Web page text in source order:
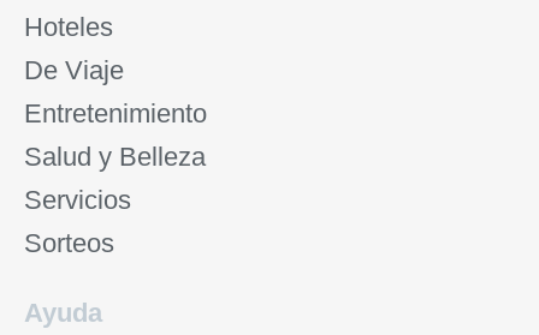
Hoteles
De Viaje
Entretenimiento
Salud y Belleza
Servicios
Sorteos
Ayuda